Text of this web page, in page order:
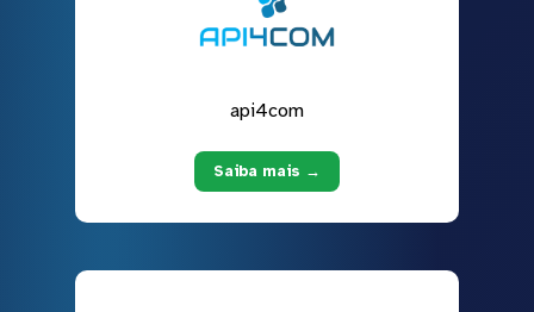
api4com
Saiba mais →